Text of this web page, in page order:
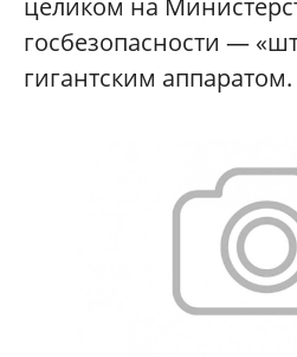
госбезопасности —
гигантским аппаратом.